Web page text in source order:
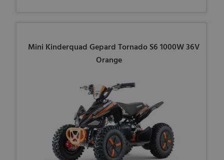
Mini Kinderquad Gepard Tornado S6 1000W 36V
Orange